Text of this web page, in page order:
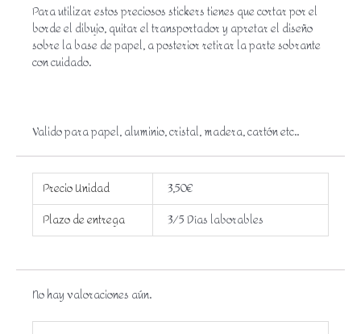
Para utilizar estos preciosos stickers tienes que cortar por el
borde el dibujo, quitar el transportador y apretar el diseño
sobre la base de papel, a posterior retirar la parte sobrante
con cuidado.
Valido para papel, aluminio, cristal, madera, cartón etc..
Precio Unidad
3,50€
Plazo de entrega
3/5 Días laborables
No hay valoraciones aún.